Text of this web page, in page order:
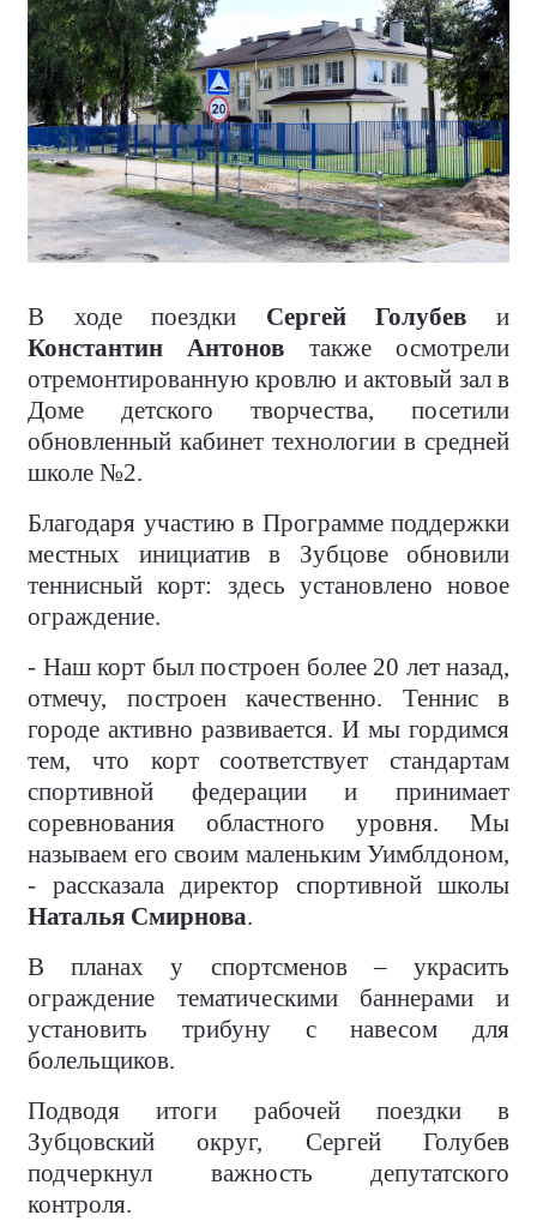
В ходе поездки Сергей Голубев и
Константин Антонов также осмотрели
отремонтированную кровлю и актовый зал в
Доме детского творчества, посетили
обновленный кабинет технологии в средней
школе №2.
Благодаря участию в Программе поддержки
местных инициатив в Зубцове обновили
теннисный корт: здесь установлено новое
ограждение.
- Наш корт был построен более 20 лет назад,
отмечу, построен качественно. Теннис в
городе активно развивается. И мы гордимся
тем, что корт соответствует стандартам
спортивной федерации и принимает
соревнования областного уровня. Мы
называем его своим маленьким Уимблдоном,
- рассказала директор спортивной школы
Наталья Смирнова.
В планах у спортсменов – украсить
ограждение тематическими баннерами и
установить трибуну с навесом для
болельщиков.
Подводя итоги рабочей поездки в
Зубцовский округ, Сергей Голубев
подчеркнул важность депутатского
контроля.